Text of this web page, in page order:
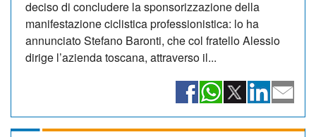
deciso di concludere la sponsorizzazione della
manifestazione ciclistica professionistica: lo ha
annunciato Stefano Baronti, che col fratello Alessio
dirige l’azienda toscana, attraverso il...